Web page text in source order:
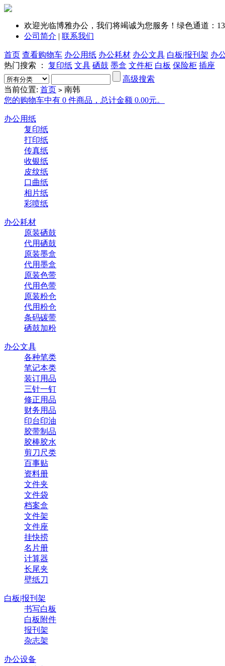
欢迎光临博雅办公，我们将竭诚为您服务！绿色通道：
公司简介 | 联系我们
首页 查看购物车 办公用纸 办公耗材 办公文具 白板|报刊架 办
热门搜索 ： 复印纸 文具 硒鼓 墨盒 文件柜 白板 保险柜 插座
高级搜索
当前位置: 首页 > 南韩
您的购物车中有 0 件商品，总计金额 0.00元。
办公用纸
复印纸
打印纸
传真纸
收银纸
皮纹纸
口曲纸
相片纸
彩喷纸
办公耗材
原装硒鼓
代用硒鼓
原装墨盒
代用墨盒
原装色带
代用色带
原装粉仓
代用粉仓
条码碳带
硒鼓加粉
办公文具
各种笔类
笔记本类
装订用品
三针一钉
修正用品
财务用品
印台印油
胶带制品
胶棒胶水
剪刀尺类
百事贴
资料册
文件夹
文件袋
档案盒
文件架
文件座
挂快捞
名片册
计算器
长尾夹
壁纸刀
白板|报刊架
书写白板
白板附件
报刊架
杂志架
办公设备